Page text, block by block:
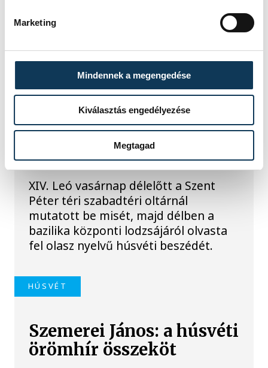
Marketing
Mindennek a megengedése
Kiválasztás engedélyezése
Megtagad
TOVÁBBI CIKKEK
KÖZÉLET
Békét sürgetett XIV. Leó
pápa
XIV. Leó vasárnap délelőtt a Szent
Péter téri szabadtéri oltárnál
mutatott be misét, majd délben a
bazilika központi lodzsájáról olvasta
fel olasz nyelvű húsvéti beszédét.
HÚSVÉT
Szemerei János: a húsvéti
örömhír összeköt